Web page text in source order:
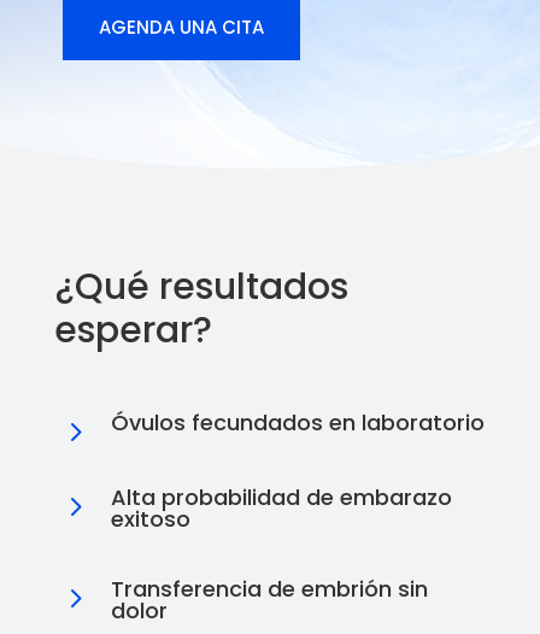
AGENDA UNA CITA
¿Qué resultados
esperar?
5 Óvulos fecundados en laboratorio
5 Alta probabilidad de embarazo
exitoso
5 Transferencia de embrión sin
dolor